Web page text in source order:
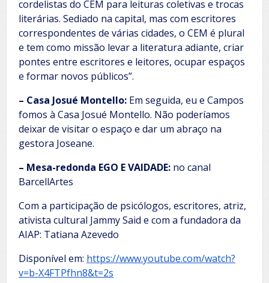
cordelistas do CEM para leituras coletivas e trocas
literárias. Sediado na capital, mas com escritores
correspondentes de várias cidades, o CEM é plural
e tem como missão levar a literatura adiante, criar
pontes entre escritores e leitores, ocupar espaços
e formar novos públicos”.
– Casa Josué Montello: Em seguida, eu e Campos
fomos à Casa Josué Montello. Não poderíamos
deixar de visitar o espaço e dar um abraço na
gestora Joseane.
– Mesa-redonda EGO E VAIDADE: no canal
BarcellArtes
Com a participação de psicólogos, escritores, atriz,
ativista cultural Jammy Said e com a fundadora da
AIAP: Tatiana Azevedo
Disponível em: https://www.youtube.com/watch?
v=b-X4FTPfhn8&t=2s